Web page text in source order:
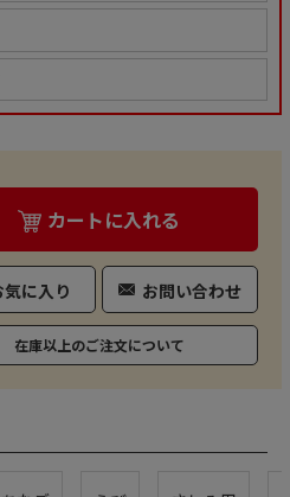
カートに入れる
気に入り お問い合わせ
在庫以上のご注文について